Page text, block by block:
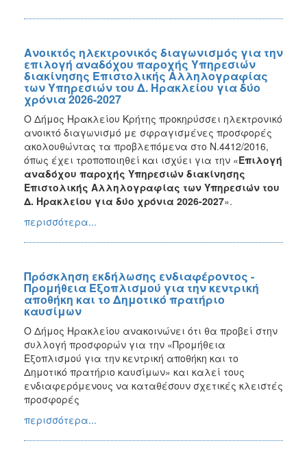
Ανοικτός ηλεκτρονικός διαγωνισμός για την
επιλογή αναδόχου παροχής Υπηρεσιών
διακίνησης Επιστολικής Αλληλογραφίας
των Υπηρεσιών του Δ. Ηρακλείου για δύο
χρόνια 2026-2027
Ο Δήμος Ηρακλείου Κρήτης προκηρύσσει ηλεκτρονικό
ανοικτό διαγωνισμό με σφραγισμένες προσφορές
ακολουθώντας τα προβλεπόμενα στο Ν.4412/2016,
όπως έχει τροποποιηθεί και ισχύει για την «Επιλογή
αναδόχου παροχής Υπηρεσιών διακίνησης
Επιστολικής Αλληλογραφίας των Υπηρεσιών του
Δ. Ηρακλείου για δύο χρόνια 2026-2027».
περισσότερα...
Πρόσκληση εκδήλωσης ενδιαφέροντος -
Προμήθεια Εξοπλισμού για την κεντρική
αποθήκη και το Δημοτικό πρατήριο
καυσίμων
Ο Δήμος Ηρακλείου ανακοινώνει ότι θα προβεί στην
συλλογή προσφορών για την «Προμήθεια
Εξοπλισμού για την κεντρική αποθήκη και το
Δημοτικό πρατήριο καυσίμων» και καλεί τους
ενδιαφερόμενους να καταθέσουν σχετικές κλειστές
προσφορές
περισσότερα...